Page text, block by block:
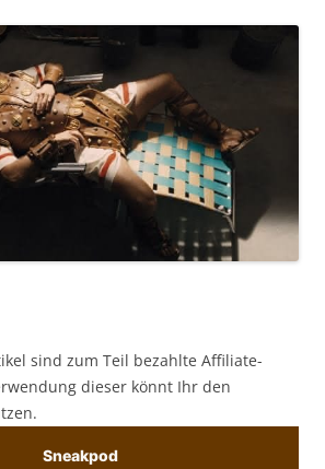
sind zum Teil bezahlte Affiliate-
dieser könnt Ihr den